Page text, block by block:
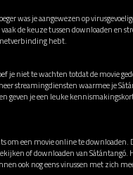
was je aangewezen op
de keuze tussen downloaden en
hebt.
je niet te wachten totdat de movie
streamingdiensten waarmee je
geven je een leuke
om een movie online te downloaden.
of downloaden van
ook nog eens virussen met zich